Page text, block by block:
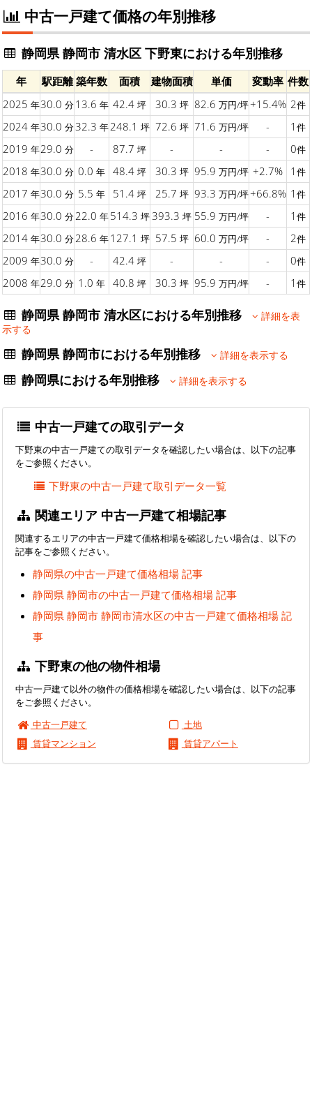
中古一戸建て価格の年別推移
静岡県 静岡市 清水区 下野東における年別推移
年 駅距離 築年数 面積 建物面積 単価 変動率 件数
2025 年30.0 分13.6 年 42.4 坪 30.3 坪 82.6 万円/坪+15.4% 2件
2024 年30.0 分32.3 年248.1 坪 72.6 坪 71.6 万円/坪 - 1 件
2019 年29.0 分 - 87.7 坪 - - - 0件
2018 年30.0 分 0.0 年 48.4 坪 30.3 坪 95.9 万円/坪 +2.7% 1 件
2017 年30.0 分 5.5 年 51.4 坪 25.7 坪 93.3 万円/坪+66.8% 1 件
2016 年30.0 分22.0 年514.3 坪393.3 坪 55.9 万円/坪 - 1 件
2014 年30.0 分28.6 年127.1 坪 57.5 坪 60.0 万円/坪 - 2件
2009 年30.0 分 - 42.4 坪 - - - 0件
2008 年29.0 分 1.0 年 40.8 坪 30.3 坪 95.9 万円/坪 - 1 件
静岡県 静岡市 清水区における年別推移
詳細を表
示する
静岡県 静岡市における年別推移 詳細を表示する
静岡県における年別推移 詳細を表示する
中古一戸建ての取引データ
下野東の中古一戸建ての取引データを確認したい場合は、以下の記事
をご参照ください。
下野東の中古一戸建て取引データ一覧
関連エリア 中古一戸建て相場記事
関連するエリアの中古一戸建て価格相場を確認したい場合は、以下の
記事をご参照ください。
静岡県の中古一戸建て価格相場 記事
静岡県 静岡市の中古一戸建て価格相場 記事
静岡県 静岡市 静岡市清水区の中古一戸建て価格相場 記
事
下野東の他の物件相場
中古一戸建て以外の物件の価格相場を確認したい場合は、以下の記事
をご参照ください。
中古一戸建て
土地
賃貸マンション
賃貸アパート